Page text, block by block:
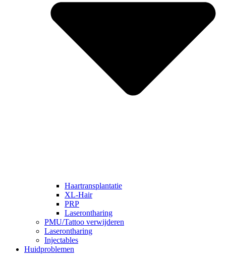
Haartransplantatie
XL-Hair
PRP
Laserontharing
PMU/Tattoo verwijderen
Laserontharing
Injectables
Huidproblemen